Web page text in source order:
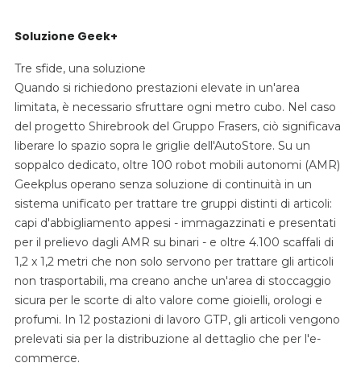
Soluzione Geek+
Tre sfide, una soluzione
Quando si richiedono prestazioni elevate in un'area
limitata, è necessario sfruttare ogni metro cubo. Nel caso
del progetto Shirebrook del Gruppo Frasers, ciò significava
liberare lo spazio sopra le griglie dell'AutoStore. Su un
soppalco dedicato, oltre 100 robot mobili autonomi (AMR)
Geekplus operano senza soluzione di continuità in un
sistema unificato per trattare tre gruppi distinti di articoli:
capi d'abbigliamento appesi - immagazzinati e presentati
per il prelievo dagli AMR su binari - e oltre 4.100 scaffali di
1,2 x 1,2 metri che non solo servono per trattare gli articoli
non trasportabili, ma creano anche un'area di stoccaggio
sicura per le scorte di alto valore come gioielli, orologi e
profumi. In 12 postazioni di lavoro GTP, gli articoli vengono
prelevati sia per la distribuzione al dettaglio che per l'e-
commerce.